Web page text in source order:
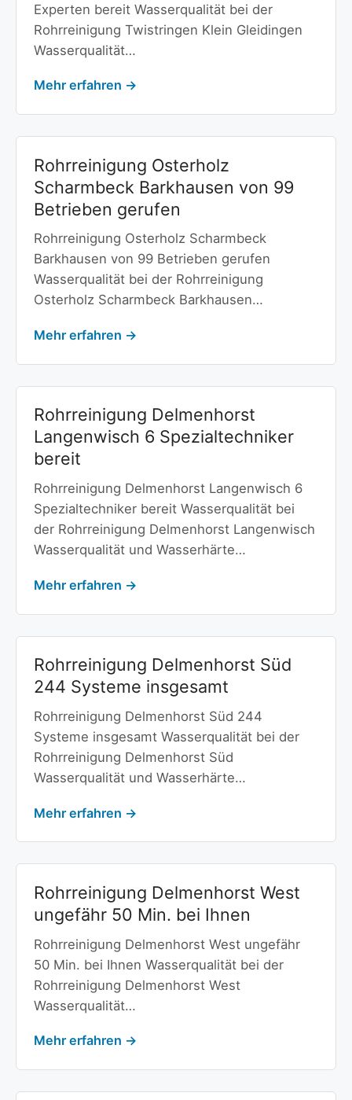
Experten bereit Wasserqualität bei der
Rohrreinigung Twistringen Klein Gleidingen
Wasserqualität…
Mehr erfahren →
Rohrreinigung Osterholz
Scharmbeck Barkhausen von 99
Betrieben gerufen
Rohrreinigung Osterholz Scharmbeck
Barkhausen von 99 Betrieben gerufen
Wasserqualität bei der Rohrreinigung
Osterholz Scharmbeck Barkhausen…
Mehr erfahren →
Rohrreinigung Delmenhorst
Langenwisch 6 Spezialtechniker
bereit
Rohrreinigung Delmenhorst Langenwisch 6
Spezialtechniker bereit Wasserqualität bei
der Rohrreinigung Delmenhorst Langenwisch
Wasserqualität und Wasserhärte…
Mehr erfahren →
Rohrreinigung Delmenhorst Süd
244 Systeme insgesamt
Rohrreinigung Delmenhorst Süd 244
Systeme insgesamt Wasserqualität bei der
Rohrreinigung Delmenhorst Süd
Wasserqualität und Wasserhärte…
Mehr erfahren →
Rohrreinigung Delmenhorst West
ungefähr 50 Min. bei Ihnen
Rohrreinigung Delmenhorst West ungefähr
50 Min. bei Ihnen Wasserqualität bei der
Rohrreinigung Delmenhorst West
Wasserqualität…
Mehr erfahren →